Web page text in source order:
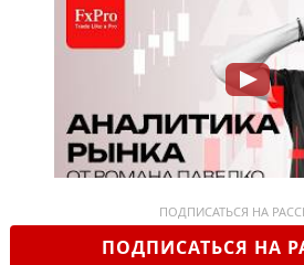
ПОДПИСАТЬСЯ НА
ПОДПИСАТЬСЯ НА